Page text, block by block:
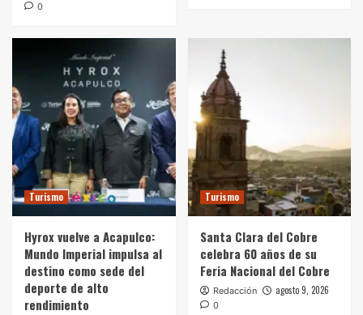
0
Turismo
Hyrox vuelve a Acapulco:
Mundo Imperial impulsa al
destino como sede del
deporte de alto
rendimiento
Turismo
Santa Clara del Cobre
celebra 60 años de su
Feria Nacional del Cobre
Redacción agosto 9, 2026
0